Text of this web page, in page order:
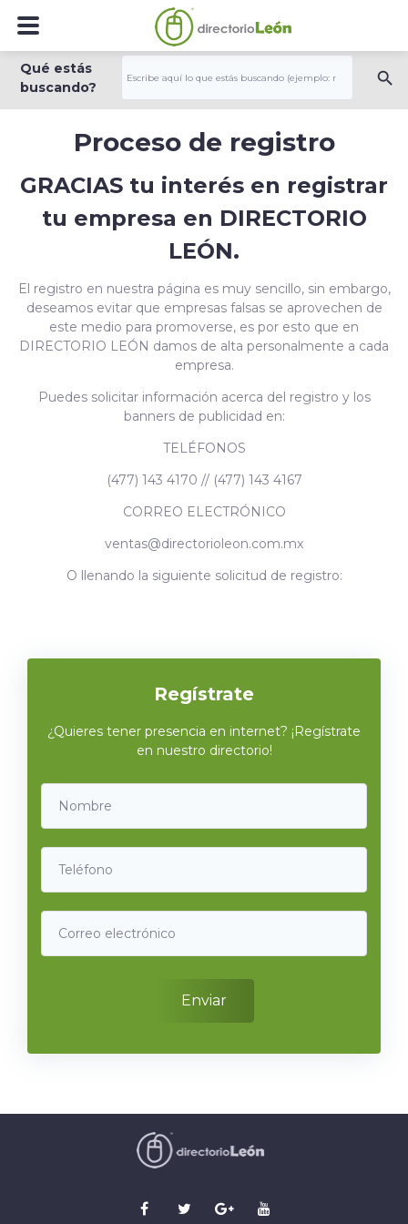
Qué estás
buscando?
Proceso de registro
GRACIAS tu interés en registrar
tu empresa en DIRECTORIO
LEÓN.
El registro en nuestra página es muy sencillo, sin embargo,
deseamos evitar que empresas falsas se aprovechen de
este medio para promoverse, es por esto que en
DIRECTORIO LEÓN damos de alta personalmente a cada
empresa.
Puedes solicitar información acerca del registro y los
banners de publicidad en:
TELÉFONOS
(477) 143 4170 // (477) 143 4167
CORREO ELECTRÓNICO
ventas@directorioleon.com.mx
O llenando la siguiente solicitud de registro:
Regístrate
¿Quieres tener presencia en internet? ¡Regístrate
en nuestro directorio!
Enviar